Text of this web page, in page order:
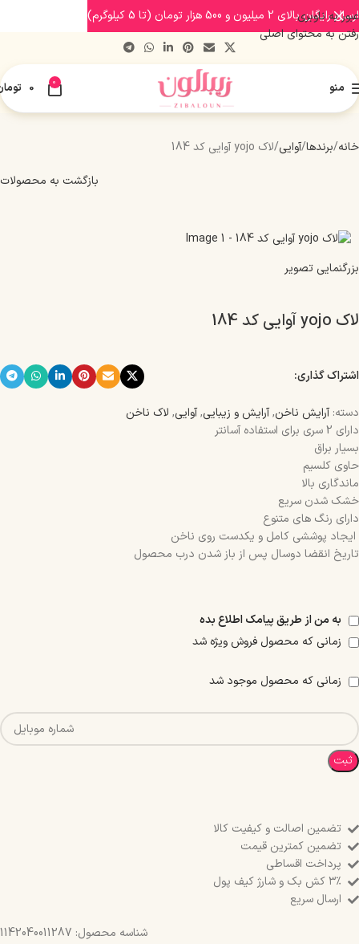
عبور به ناوبری
رفتن به محتوای اصلی
منو 0
0
خانه برندها آوایی لاک yojo آوایی کد 184
بازگشت به محصولات
بزرگنمایی تصویر
لاک yojo آوایی کد 184
اشتراک گذاری:
دسته: آرایش ناخن,آرایش و زیبایی,آوایی, لاک ناخن
دارای 2 سری برای استفاده آسانتر
بسیار براق
حاوی کلسیم
ماندگاری بالا
خشک شدن سریع
دارای رنگ های متنوع
ایجاد پوششی کامل و یکدست روی ناخن
تاریخ انقضا دوسال پس از باز شدن درب محصول
به من از طریق پیامک اطلاع بده
زمانی که محصول فروش ویژه شد
زمانی که محصول موجود شد
ثبت
تضمین اصالت و کیفیت کالا
تضمین کمترین قیمت
پرداخت اقساطی
۳٪ کش بک و شارژ کیف پول
ارسال سریع
شناسه محصول: 1142040011287
ارسال رایگان بالای 2 میلیون و 500 هزار تومان (تا 5 کیلوگرم)